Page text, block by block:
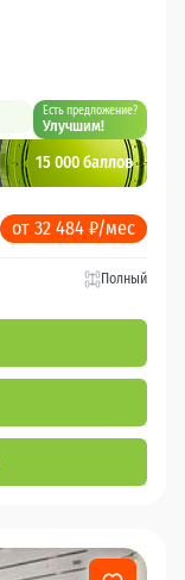
Есть предложение?
Улучшим!
15 000 баллов
от 32 484 ₽/мес
Полный